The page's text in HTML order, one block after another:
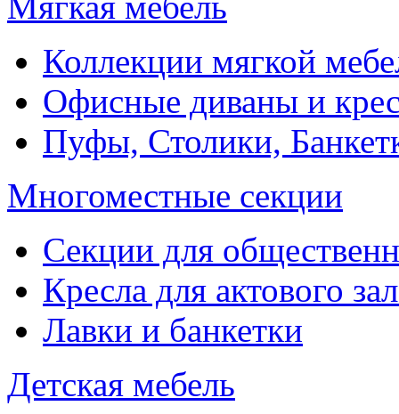
Коллекции мягкой
Офисные диваны и
Пуфы, Столики,
Многоместные секции
Секции для
Кресла для актового
Лавки и банкетки
Детская мебель